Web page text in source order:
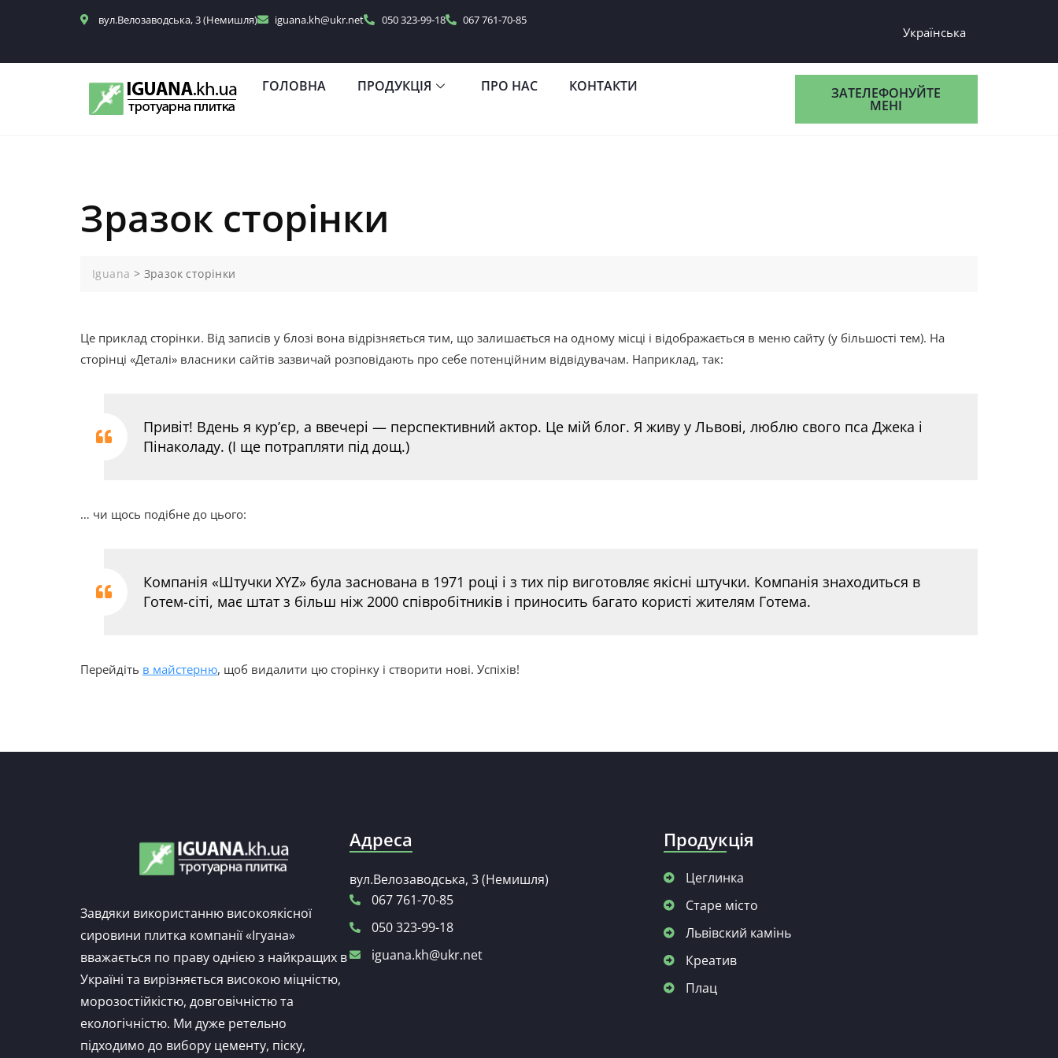
вул.Велозаводська, 3 (Немишля) iguana.kh@ukr.net 050 323-99-18 067 761-70-85
Українська
Русский
ГОЛОВНА ПРОДУКЦІЯ ПРО НАС КОНТАКТИ ЗАТЕЛЕФОНУЙТЕ
МЕНІ
Зразок сторінки
Iguana > Зразок сторінки
Це приклад сторінки. Від записів у блозі вона відрізняється тим, що залишається на одному місці і відображається в меню сайту (у більшості тем). На
сторінці «Деталі» власники сайтів зазвичай розповідають про себе потенційним відвідувачам. Наприклад, так:
Привіт! Вдень я кур’єр, а ввечері — перспективний актор. Це мій блог. Я живу у Львові, люблю свого пса Джека і
Пінаколаду. (І ще потрапляти під дощ.)
… чи щось подібне до цього:
Компанія «Штучки XYZ» була заснована в 1971 році і з тих пір виготовляє якісні штучки. Компанія знаходиться в
Готем-сіті, має штат з більш ніж 2000 співробітників і приносить багато користі жителям Готема.
Перейдіть в майстерню, щоб видалити цю сторінку і створити нові. Успіхів!
Завдяки використанню високоякісної
сировини плитка компанії «Ігуана»
вважається по праву однією з найкращих в
Україні та вирізняється високою міцністю,
морозостійкістю, довговічністю та
екологічністю. Ми дуже ретельно
підходимо до вибору цементу, піску,
Адреса
вул.Велозаводська, 3 (Немишля)
067 761-70-85
050 323-99-18
iguana.kh@ukr.net
Продукція
Цеглинка
Старе місто
Львівский камінь
Креатив
Плац